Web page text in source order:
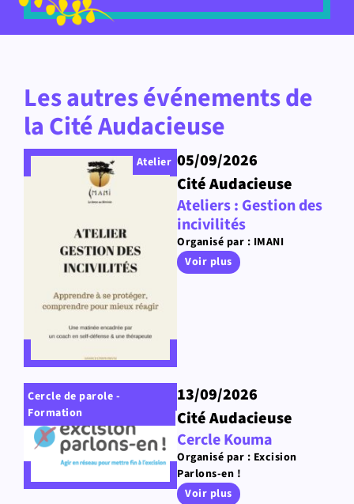
Les autres événements de
la Cité Audacieuse
Atelier 05/09/2026
Cité Audacieuse
Ateliers : Gestion des
incivilités
Organisé par : IMANI
Voir plus
Cercle de parole -
Formation
13/09/2026
Cité Audacieuse
Cercle Kouma
Organisé par : Excision
Parlons-en !
Voir plus